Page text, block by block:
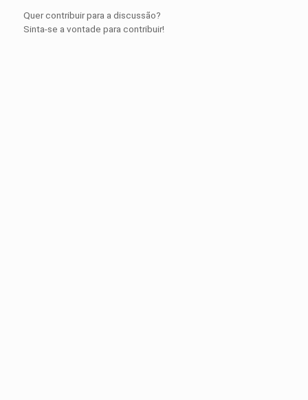
Quer contribuir para a discussão?
Sinta-se a vontade para contribuir!